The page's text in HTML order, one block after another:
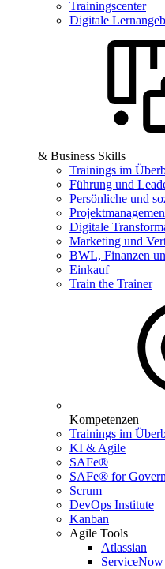
Trainingscenter
Digitale
& Business Skills
Trainings im
Führung und
Persönliche und
Digitale
Marketing und
BWL, Finanzen
Einkauf
Train the Trainer
Kompetenzen
Trainings im
KI & Agile
SAFe®
SAFe® for
Scrum
DevOps Institute
Kanban
Agile Tools
Atlassian
ServiceNow